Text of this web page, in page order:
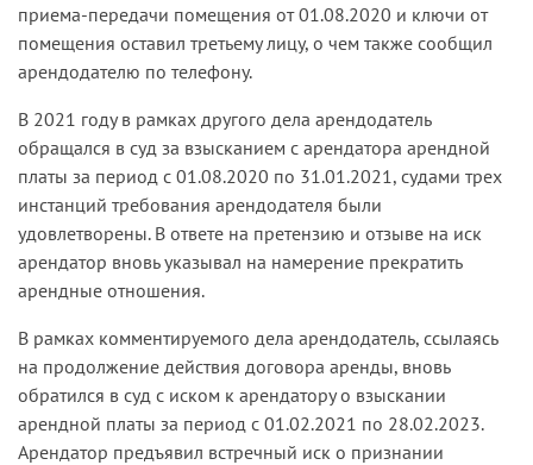
приема-передачи помещения от 01.08.2020 и ключи от
помещения оставил третьему лицу, о чем также сообщил
арендодателю по телефону.
В 2021 году в рамках другого дела арендодатель
обращался в суд за взысканием с арендатора арендной
платы за период с 01.08.2020 по 31.01.2021, судами трех
инстанций требования арендодателя были
удовлетворены. В ответе на претензию и отзыве на иск
арендатор вновь указывал на намерение прекратить
арендные отношения.
В рамках комментируемого дела арендодатель, ссылаясь
на продолжение действия договора аренды, вновь
обратился в суд с иском к арендатору о взыскании
арендной платы за период с 01.02.2021 по 28.02.2023.
Арендатор предъявил встречный иск о признании